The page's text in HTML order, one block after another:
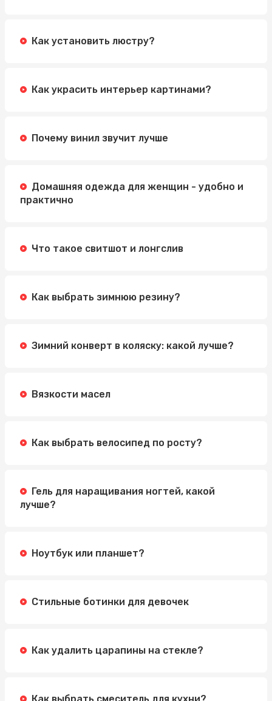
Как установить люстру?
Как украсить интерьер картинами?
Почему винил звучит лучше
Домашняя одежда для женщин - удобно и
практично
Что такое свитшот и лонгслив
Как выбрать зимнюю резину?
Зимний конверт в коляску: какой лучше?
Вязкости масел
Как выбрать велосипед по росту?
Гель для наращивания ногтей, какой
лучше?
Ноутбук или планшет?
Стильные ботинки для девочек
Как удалить царапины на стекле?